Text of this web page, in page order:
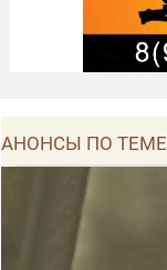
АНОНСЫ ПО ТЕМЕ